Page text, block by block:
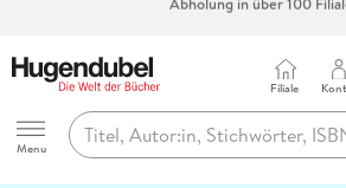
100 Tage Rückgaberecht***
Abholung in über 100
Hugendubel
Menu
Filiale